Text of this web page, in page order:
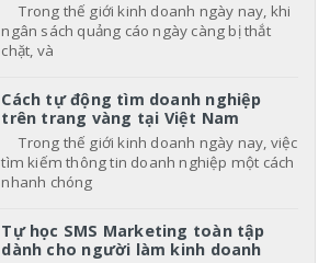
Trong thế giới kinh doanh ngày nay, khi
ngân sách quảng cáo ngày càng bị thắt
chặt, và
Cách tự động tìm doanh nghiệp
trên trang vàng tại Việt Nam
Trong thế giới kinh doanh ngày nay, việc
tìm kiếm thông tin doanh nghiệp một cách
nhanh chóng
Tự học SMS Marketing toàn tập
dành cho người làm kinh doanh